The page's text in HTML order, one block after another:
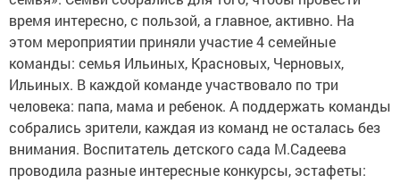
время интересно, с пользой, а главное, активно. На
этом мероприятии приняли участие 4 семейные
команды: семья Ильиных, Красновых, Черновых,
Ильиных. В каждой команде участвовало по три
человека: папа, мама и ребенок. А поддержать команды
собрались зрители, каждая из команд не осталась без
внимания. Воспитатель детского сада М.Садеева
проводила разные интересные конкурсы, эстафеты: